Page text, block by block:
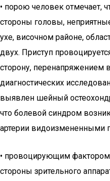
• порою человек отмечает,
стороны головы,
ухе, височном районе,
двух. Приступ
сторону, перенапряжением
диагностических
выявлен шейный
что болевой синдром
артерии видоизмененными
• провоцирующим фактором
стороны зрительного